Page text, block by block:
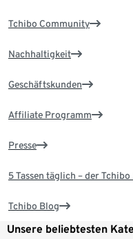
Tchibo Community
Nachhaltigkeit
Geschäftskunden
Affiliate Programm
Presse
5 Tassen täglich – der
Tchibo Blog
Unsere beliebtesten